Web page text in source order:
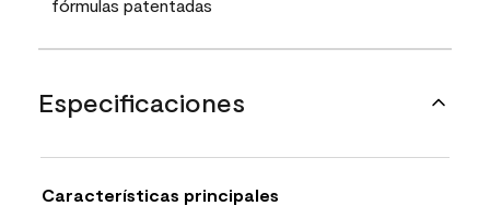
fórmulas patentadas
Especificaciones
Características principales